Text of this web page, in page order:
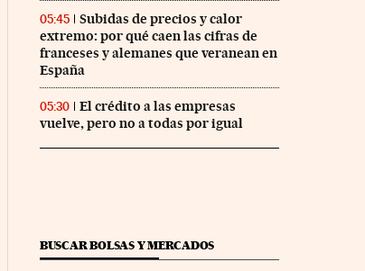
05:45
Subidas de precios y calor
extremo: por qué caen las cifras de
franceses y alemanes que veranean en
España
05:30
El crédito a las empresas
vuelve, pero no a todas por igual
BUSCAR BOLSAS Y MERCADOS